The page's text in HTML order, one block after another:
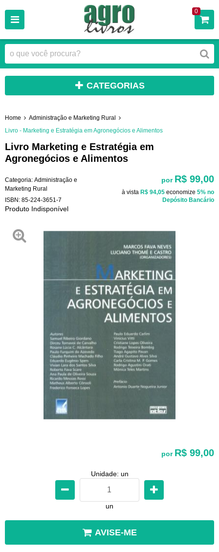
0
CATEGORIAS
Home
Administração e Marketing Rural
Livro - Marketing e Estratégia em Agronegócios e Alimentos
Livro Marketing e Estratégia em
Agronegócios e Alimentos
Categoria: Administração e
Marketing Rural
ISBN: 85-224-3651-7
Produto Indisponível
por R$ 99,00
à vista R$ 94,05 economize 5% no
Depósito Bancário
por R$ 99,00
Unidade: un
un
AVISE-ME